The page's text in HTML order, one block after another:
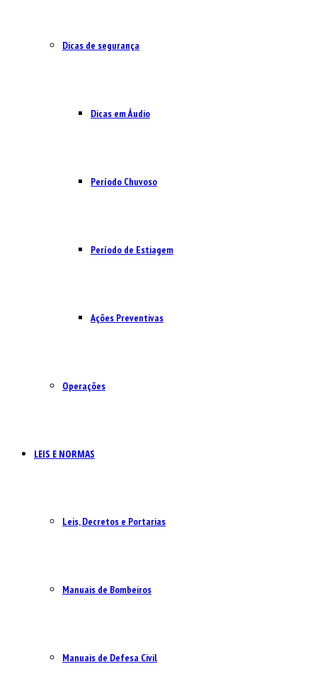
Dicas de segurança
Dicas em Áudio
Período Chuvoso
Período de Estiagem
Ações Preventivas
Operações
LEIS E NORMAS
Leis, Decretos e Portarias
Manuais de Bombeiros
Manuais de Defesa Civil